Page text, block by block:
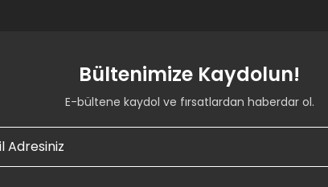
Bültenimize Kaydolun!
E-bültene kaydol ve fırsatlardan haberdar ol.